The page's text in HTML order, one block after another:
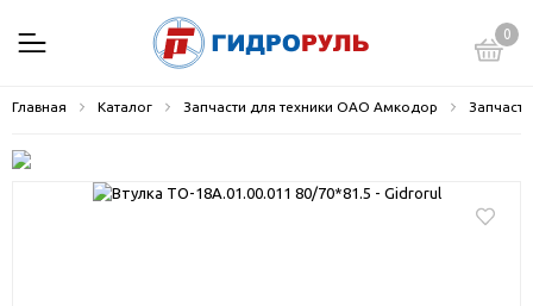
0
Главная Каталог Запчасти для техники ОАО Амкодор